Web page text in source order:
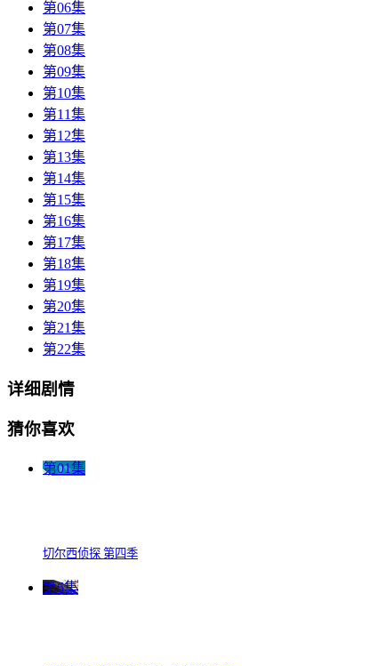
第06集
第07集
第08集
第09集
第10集
第11集
第12集
第13集
第14集
第15集
第16集
第17集
第18集
第19集
第20集
第21集
第22集
详细剧情
猜你喜欢
第01集
切尔西侦探 第四季
第6集